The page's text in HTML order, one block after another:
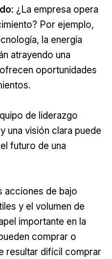
¿La empresa opera
Por ejemplo,
la energía
atrayendo una
oportunidades
de liderazgo
una visión clara puede
futuro de una
acciones de bajo
y el volumen de
importante en la
comprar o
resultar difícil comprar